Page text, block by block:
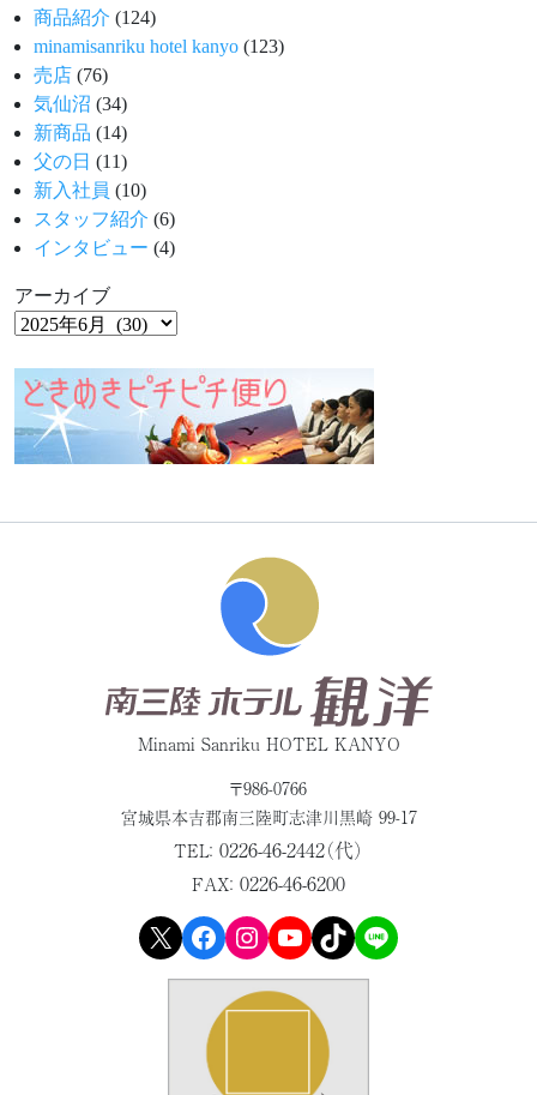
商品紹介 (124)
minamisanriku hotel kanyo (123)
売店 (76)
気仙沼 (34)
新商品 (14)
父の日 (11)
新入社員 (10)
スタッフ紹介 (6)
インタビュー (4)
アーカイブ
Minami Sanriku HOTEL KANYO
〒986-0766
宮城県本吉郡南三陸町志津川黒崎 99-17
TEL： 0226-46-2442（代）
FAX： 0226-46-6200
X Facebook Instagram YouTube TikTok LINE